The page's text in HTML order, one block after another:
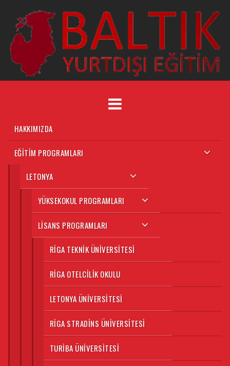
HAKKIMIZDA
EĞITIM PROGRAMLARI
LETONYA
YÜKSEKOKUL PROGRAMLARI
LISANS PROGRAMLARI
RIGA TEKNIK ÜNIVERSITESI
RIGA OTELCILIK OKULU
LETONYA ÜNIVERSITESI
RIGA STRADINS ÜNIVERSITESI
TURIBA ÜNIVERSITESI